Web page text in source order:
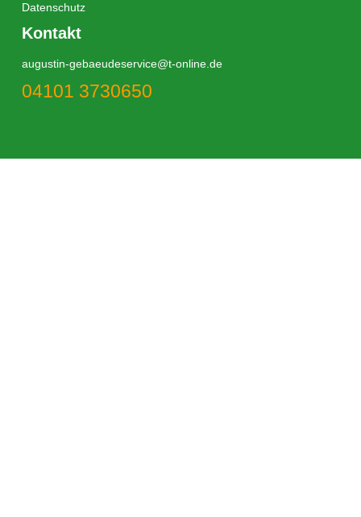
Datenschutz
Kontakt
augustin-gebaeudeservice@t-online.de
04101 3730650